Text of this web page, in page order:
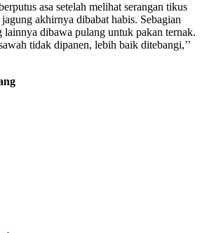
asa setelah melihat serangan tikus
akhirnya dibabat habis. Sebagian
lainnya dibawa pulang untuk pakan ternak.
tidak dipanen, lebih baik ditebangi,’’